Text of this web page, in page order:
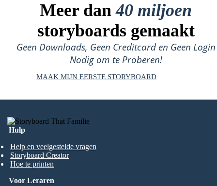
Meer dan40 miljoen
storyboards gemaakt
Geen Downloads, Geen Creditcard en Geen Login
Nodig om te Proberen!
MAAK MIJN EERSTE STORYBOARD
Hulp
Help en veelgestelde vragen
Storyboard Creator
Hoe te printen
Voor Leraren